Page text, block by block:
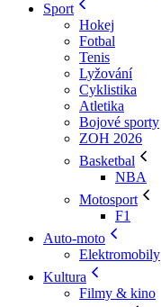
Sport
Hokej
Fotbal
Tenis
Lyžování
Cyklistika
Atletika
Bojové sporty
ZOH 2026
Basketbal
NBA
Motosport
F1
Auto-moto
Elektromobily
Kultura
Filmy & kino